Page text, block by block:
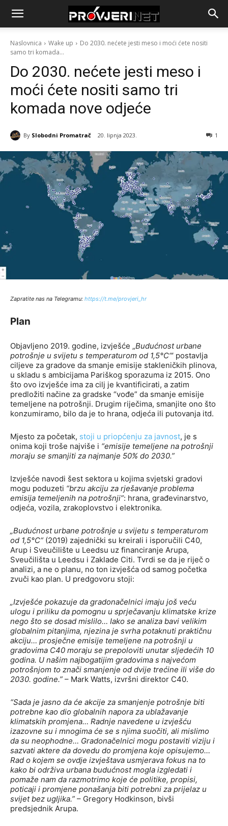
Naslovnica Wake up
Do 2030. nećete jesti meso i moći ćete nositi
samo tri komada...
Do 2030. nećete jesti meso i
moći ćete nositi samo tri
komada nove odjeće
By Slobodni Promatrač 20. lipnja 2023. 1
Zapratite nas na Telegramu: https://t.me/provjeri_hr
Plan
Objavljeno 2019. godine, izvješće „Budućnost urbane
potrošnje u svijetu s temperaturom od 1,5°C“‘ postavlja
ciljeve za gradove da smanje emisije stakleničkih plinova,
u skladu s ambicijama Pariškog sporazuma iz 2015. Ono
što ovo izvješće ima za cilj je kvantificirati, a zatim
predložiti načine za gradske “vođe” da smanje emisije
temeljene na potrošnji. Drugim riječima, smanjite ono što
konzumiramo, bilo da je to hrana, odjeća ili putovanja itd.
Mjesto za početak, stoji u priopćenju za javnost, je s
onima koji troše najviše i “emisije temeljene na potrošnji
moraju se smanjiti za najmanje 50% do 2030.”
Izvješće navodi šest sektora u kojima svjetski gradovi
mogu poduzeti “brzu akciju za rješavanje problema
emisija temeljenih na potrošnji”: hrana, građevinarstvo,
odjeća, vozila, zrakoplovstvo i elektronika.
„Budućnost urbane potrošnje u svijetu s temperaturom
od 1,5°C“ (2019) zajednički su kreirali i isporučili C40,
Arup i Sveučilište u Leedsu uz financiranje Arupa,
Sveučilišta u Leedsu i Zaklade Citi. Tvrdi se da je riječ o
analizi, a ne o planu, no ton izvješća od samog početka
zvuči kao plan. U predgovoru stoji:
„Izvješće pokazuje da gradonačelnici imaju još veću
ulogu i priliku da pomognu u sprječavanju klimatske krize
nego što se dosad mislilo… Iako se analiza bavi velikim
globalnim pitanjima, njezina je svrha potaknuti praktičnu
akciju… prosječne emisije temeljene na potrošnji u
gradovima C40 moraju se prepoloviti unutar sljedećih 10
godina. U našim najbogatijim gradovima s najvećom
potrošnjom to znači smanjenje od dvije trećine ili više do
2030. godine.” – Mark Watts, izvršni direktor C40.
“Sada je jasno da će akcije za smanjenje potrošnje biti
potrebne kao dio globalnih napora za ublažavanje
klimatskih promjena… Radnje navedene u izvješću
izazovne su i mnogima će se s njima suočiti, ali mislimo
da su neophodne… Gradonačelnici mogu postaviti viziju i
sazvati aktere da dovedu do promjena koje opisujemo…
Rad o kojem se ovdje izvještava usmjerava fokus na to
kako bi održiva urbana budućnost mogla izgledati i
pomaže nam da razmotrimo koje će politike, propisi,
poticaji i promjene ponašanja biti potrebni za prijelaz u
svijet bez ugljika.” – Gregory Hodkinson, bivši
predsjednik Arupa.